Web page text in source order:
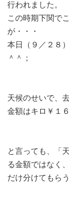
行われました。
この時期下関で
が・・・
本日（９／２８
＾＾；
天候のせいで、
金額はキロ￥１
と言っても、「
る金額ではなく
だけ分けてもら